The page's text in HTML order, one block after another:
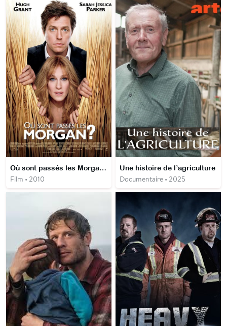
Où sont passés les Morgan ?
Film • 2010
Une histoire de l’agriculture
Documentaire • 2025